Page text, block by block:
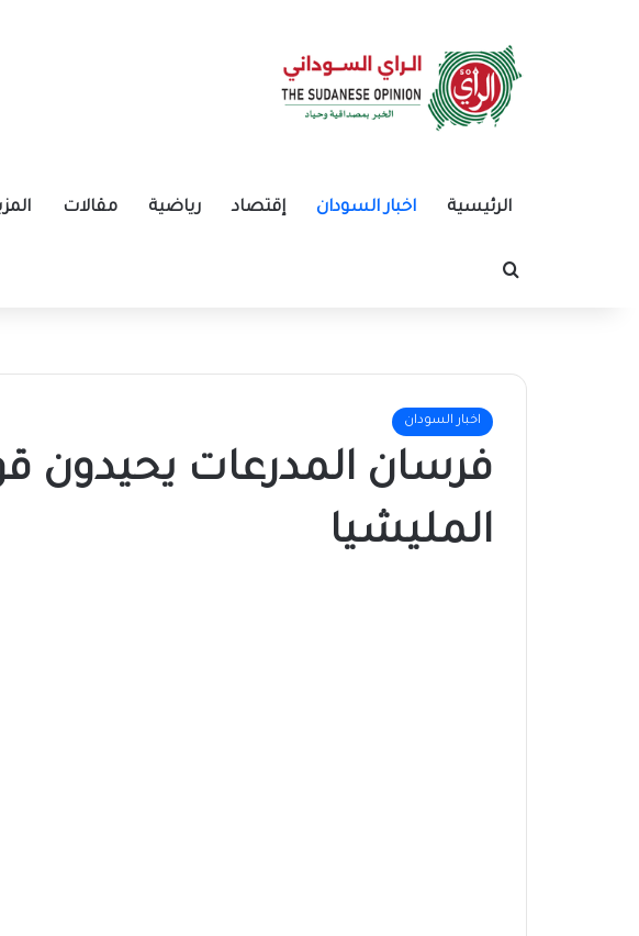
الرئيسية اخبار السودان إقتصاد رياضية مقالات
بحث عن
اخبار السودان
فرسان المدرعات يحيدون
المليشيا